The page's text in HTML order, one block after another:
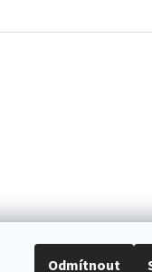
Odmítnout